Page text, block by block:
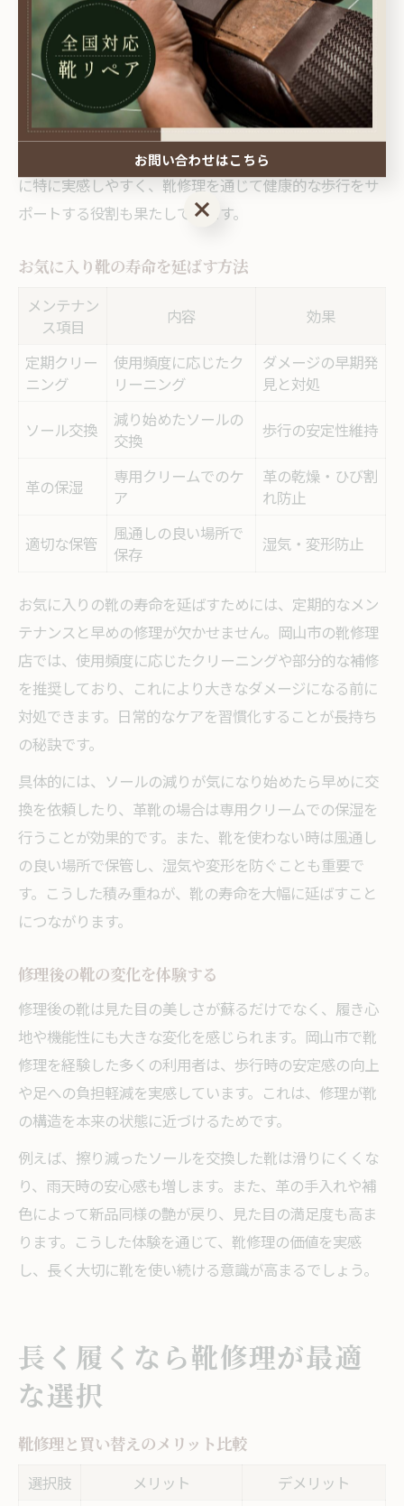
定性が改善され、疲れにくくなるためです。岡山市の靴
修理店では、足の形や歩き方に合わせたインソール調整
なども提案しています。
例えば、ヒールの高さ調整やクッション材の補充によっ
て、靴のフィット感が向上し、足への負担を軽減できま
す。こうした快適さの改善は、長時間の外出や仕事の際
に特に実感しやすく、靴修理を通じて健康的な歩行をサ
ポートする役割も果たしています。
お気に入り靴の寿命を延ばす方法
メンテナン
ス項目
内容 効果
定期クリー
ニング
使用頻度に応じたク
リーニング
ダメージの早期発
見と対処
ソール交換
減り始めたソールの
交換
歩行の安定性維持
革の保湿
専用クリームでのケ
ア
革の乾燥・ひび割
れ防止
適切な保管
風通しの良い場所で
保存
湿気・変形防止
お気に入りの靴の寿命を延ばすためには、定期的なメン
テナンスと早めの修理が欠かせません。岡山市の靴修理
店では、使用頻度に応じたクリーニングや部分的な補修
を推奨しており、これにより大きなダメージになる前に
対処できます。日常的なケアを習慣化することが長持ち
の秘訣です。
具体的には、ソールの減りが気になり始めたら早めに交
換を依頼したり、革靴の場合は専用クリームでの保湿を
行うことが効果的です。また、靴を使わない時は風通し
の良い場所で保管し、湿気や変形を防ぐことも重要で
す。こうした積み重ねが、靴の寿命を大幅に延ばすこと
につながります。
修理後の靴の変化を体験する
修理後の靴は見た目の美しさが蘇るだけでなく、履き心
地や機能性にも大きな変化を感じられます。岡山市で靴
修理を経験した多くの利用者は、歩行時の安定感の向上
や足への負担軽減を実感しています。これは、修理が靴
の構造を本来の状態に近づけるためです。
例えば、擦り減ったソールを交換した靴は滑りにくくな
り、雨天時の安心感も増します。また、革の手入れや補
色によって新品同様の艶が戻り、見た目の満足度も高ま
ります。こうした体験を通じて、靴修理の価値を実感
し、長く大切に靴を使い続ける意識が高まるでしょう。
長く履くなら靴修理が最適
な選択
靴修理と買い替えのメリット比較
選択肢 メリット デメリット
お問い合わせはこちら
お問い合わせはこちら